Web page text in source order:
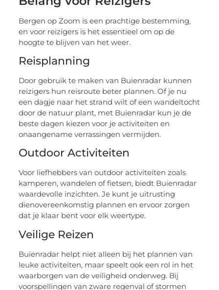
Bergen op Zoom is een prachtige bestemming,
en voor reizigers is het essentieel om op de
hoogte te blijven van het weer.
Reisplanning
Door gebruik te maken van Buienradar kunnen
reizigers hun reisroute beter plannen. Of je nu
een dagje naar het strand wilt of een wandeltocht
door de natuur plant, met Buienradar kun je de
beste dagen kiezen voor je activiteiten en
onaangename verrassingen vermijden.
Outdoor Activiteiten
Voor liefhebbers van outdoor activiteiten zoals
kamperen, wandelen of fietsen, biedt Buienradar
waardevolle inzichten. Je kunt je uitrusting
dienovereenkomstig plannen en ervoor zorgen
dat je klaar bent voor elk weertype.
Veilige Reizen
Buienradar helpt niet alleen bij het plannen van
leuke activiteiten, maar speelt ook een rol in het
waarborgen van de veiligheid onderweg. Bij
voorspellingen van zware regenval of stormen